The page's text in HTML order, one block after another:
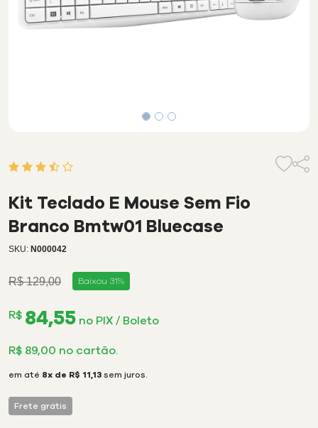
3,3
avaliação
de
cliente
Kit Teclado E Mouse Sem Fio
Branco Bmtw01 Bluecase
SKU: N000042
R$ 129,00 Baixou 31%
R$ 84,55 no PIX / Boleto
R$ 89,00 no cartão.
em até 8x de R$ 11,13 sem juros.
Frete grátis